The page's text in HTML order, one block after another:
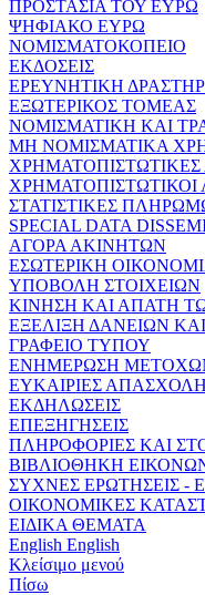
ΠΡΟΣΤΑΣΙΑ ΤΟΥ ΕΥΡΩ
ΨΗΦΙΑΚΟ ΕΥΡΩ
ΝΟΜΙΣΜΑΤΟΚΟΠΕΙΟ
ΕΚΔΟΣΕΙΣ
ΕΡΕΥΝΗΤΙΚΗ
ΕΞΩΤΕΡΙΚΟΣ ΤΟΜΕΑΣ
ΝΟΜΙΣΜΑΤΙΚΗ ΚΑΙ
ΜΗ ΝΟΜΙΣΜΑΤΙΚΑ
ΧΡΗΜΑΤΟΠΙΣΤΩΤΙΚΕΣ
ΧΡΗΜΑΤΟΠΙΣΤΩΤΙΚΟΙ
ΣΤΑΤΙΣΤΙΚΕΣ
SPECIAL DATA
ΑΓΟΡΑ ΑΚΙΝΗΤΩΝ
ΕΣΩΤΕΡΙΚΗ
ΥΠΟΒΟΛΗ ΣΤΟΙΧΕΙΩΝ
ΚΙΝΗΣΗ ΚΑΙ ΑΠΑΤΗ
ΕΞΕΛΙΞΗ ΔΑΝΕΙΩΝ
ΓΡΑΦΕΙΟ ΤΥΠΟΥ
ΕΝΗΜΕΡΩΣΗ
ΕΥΚΑΙΡΙΕΣ
ΕΚΔΗΛΩΣΕΙΣ
ΕΠΕΞΗΓΗΣΕΙΣ
ΠΛΗΡΟΦΟΡΙΕΣ ΚΑΙ
ΒΙΒΛΙΟΘΗΚΗ
ΣΥΧΝΕΣ ΕΡΩΤΗΣΕΙΣ -
ΟΙΚΟΝΟΜΙΚΕΣ
ΕΙΔΙΚΑ ΘΕΜΑΤΑ
English English
Κλείσιμο μενού
Πίσω